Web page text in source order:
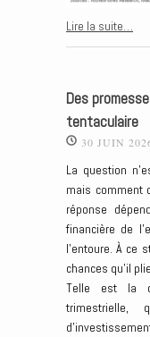
Lire la suite…
Des
tentaculaire
30 JUIN
La question
mais comment
réponse
financière de
l’entoure. À ce
chances qu’il
Telle est la
trimestrielle,